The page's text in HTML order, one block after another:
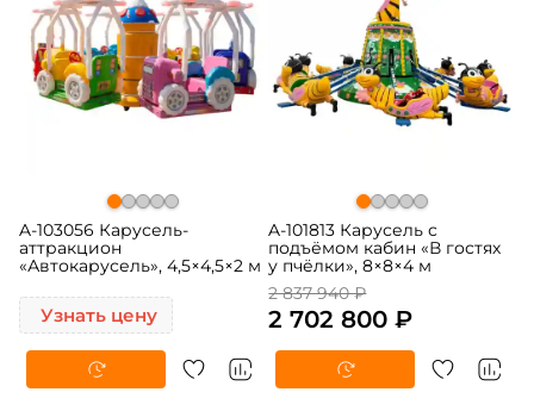
A-103056 Карусель-
аттракцион
«Автокарусель», 4,5×4,5×2 м
Узнать цену
A-101813 Карусель с
подъёмом кабин «В гостях
у пчёлки», 8×8×4 м
2 837 940 ₽
2 702 800 ₽